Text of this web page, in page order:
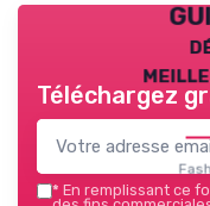
Téléchargez
* En remplissant ce